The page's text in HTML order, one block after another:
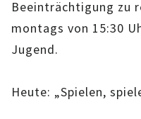
Beeinträchtigung zu
montags von 15:30
Jugend.
Heute: „Spielen,